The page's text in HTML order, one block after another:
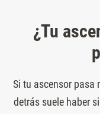
¿Tu
Si tu ascensor pasa
detrás suele haber